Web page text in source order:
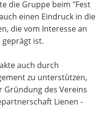
die Gruppe beim "Fest
einen Eindruck in die
die vom Interesse an
ist.
auch durch
zu unterstützen,
Gründung des Vereins
Lienen -